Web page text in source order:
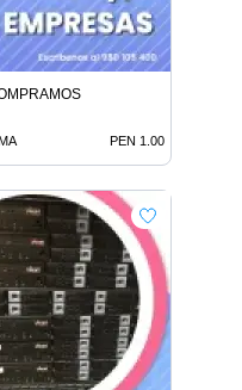
PEN 1.00